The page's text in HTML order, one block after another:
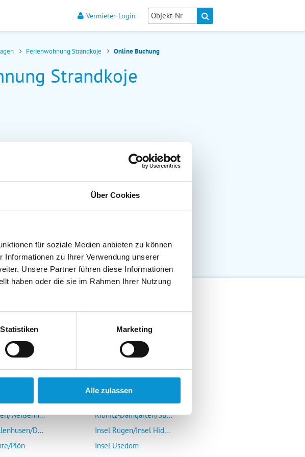
Über Cookies
für soziale Medien anbieten zu können
zu Ihrer Verwendung unserer
Unsere Partner führen diese Informationen
haben oder die sie im Rahmen Ihrer Nutzung
Statistiken Marketing
Alle zulassen
Vermieter-Login
Ferienwohnung Strandkoje Online Buchung
Strandkoje
Kiel/Laboe
Weißenh...
D...
Plön
Insel Poel/Wismar
Kühlungsborn/Rerik/Ne...
Ribnitz-Damgarten/Str...
Insel Rügen/Insel Hid...
Insel Usedom